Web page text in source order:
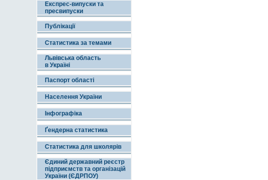
Експрес-випуски та
пресвипуски
Публікації
Статистика за темами
Львівська область
в Україні
Паспорт області
Населення України
Інфографіка
Ґендерна статистика
Статистика для школярів
Єдиний державний реєстр
підприємств та організацій
України (ЄДРПОУ)